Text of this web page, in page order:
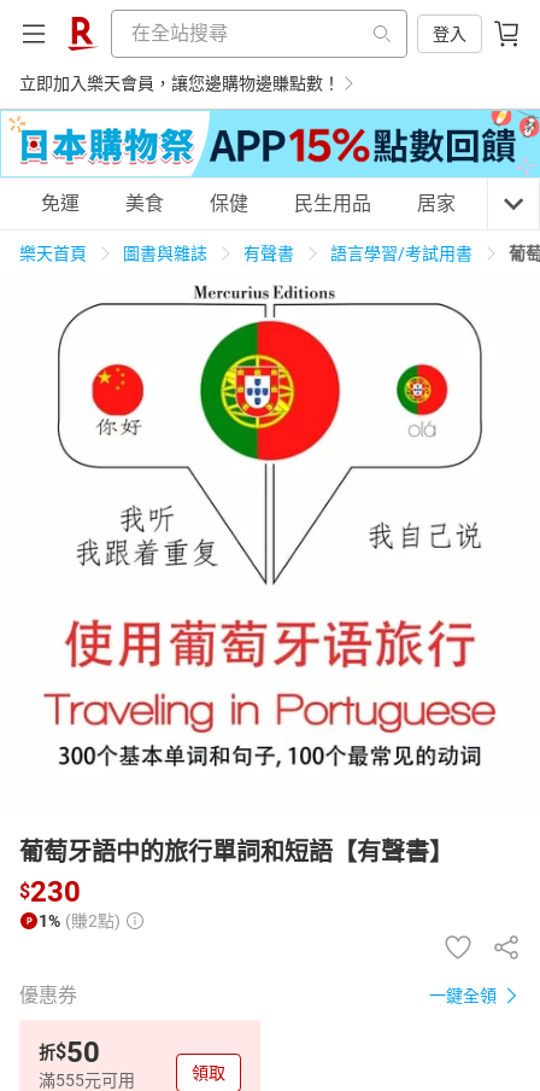
登入
立即加入樂天會員，讓您邊購物邊賺點數！
購物網分類
天天免運 美食蛋糕 養生保健 民生用品
居家生活 3C家電 運動休閒 親子玩具
男裝 化妝保養 情趣用品
日本購物 電子/紙本書
HOT
免運 美食 保健 民生用品 居家 3C
樂天首頁 圖書與雜誌 有聲書 語言學習/考試用書 葡
葡萄牙語中的旅行單詞和短語【有聲書】
$230
1% (賺2點)
優惠券 一鍵全領
折$50
滿555元可用 領取